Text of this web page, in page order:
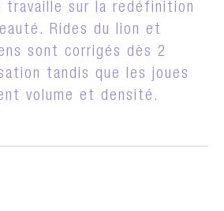
travaille sur la redéfinition
Rides du lion et
sont corrigés dès 2
tandis que les joues
volume et densité.